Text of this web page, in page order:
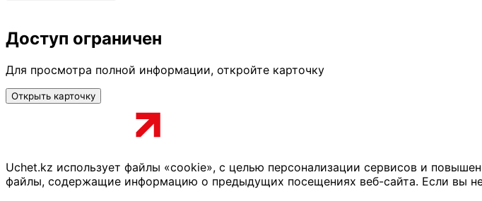
Доступ ограничен
Для просмотра полной информации, откройте карточку
Открыть карточку
Uchet.kz использует файлы «cookie», с целью персонализации сервисов и
файлы, содержащие информацию о предыдущих посещениях веб-сайта. Если вы